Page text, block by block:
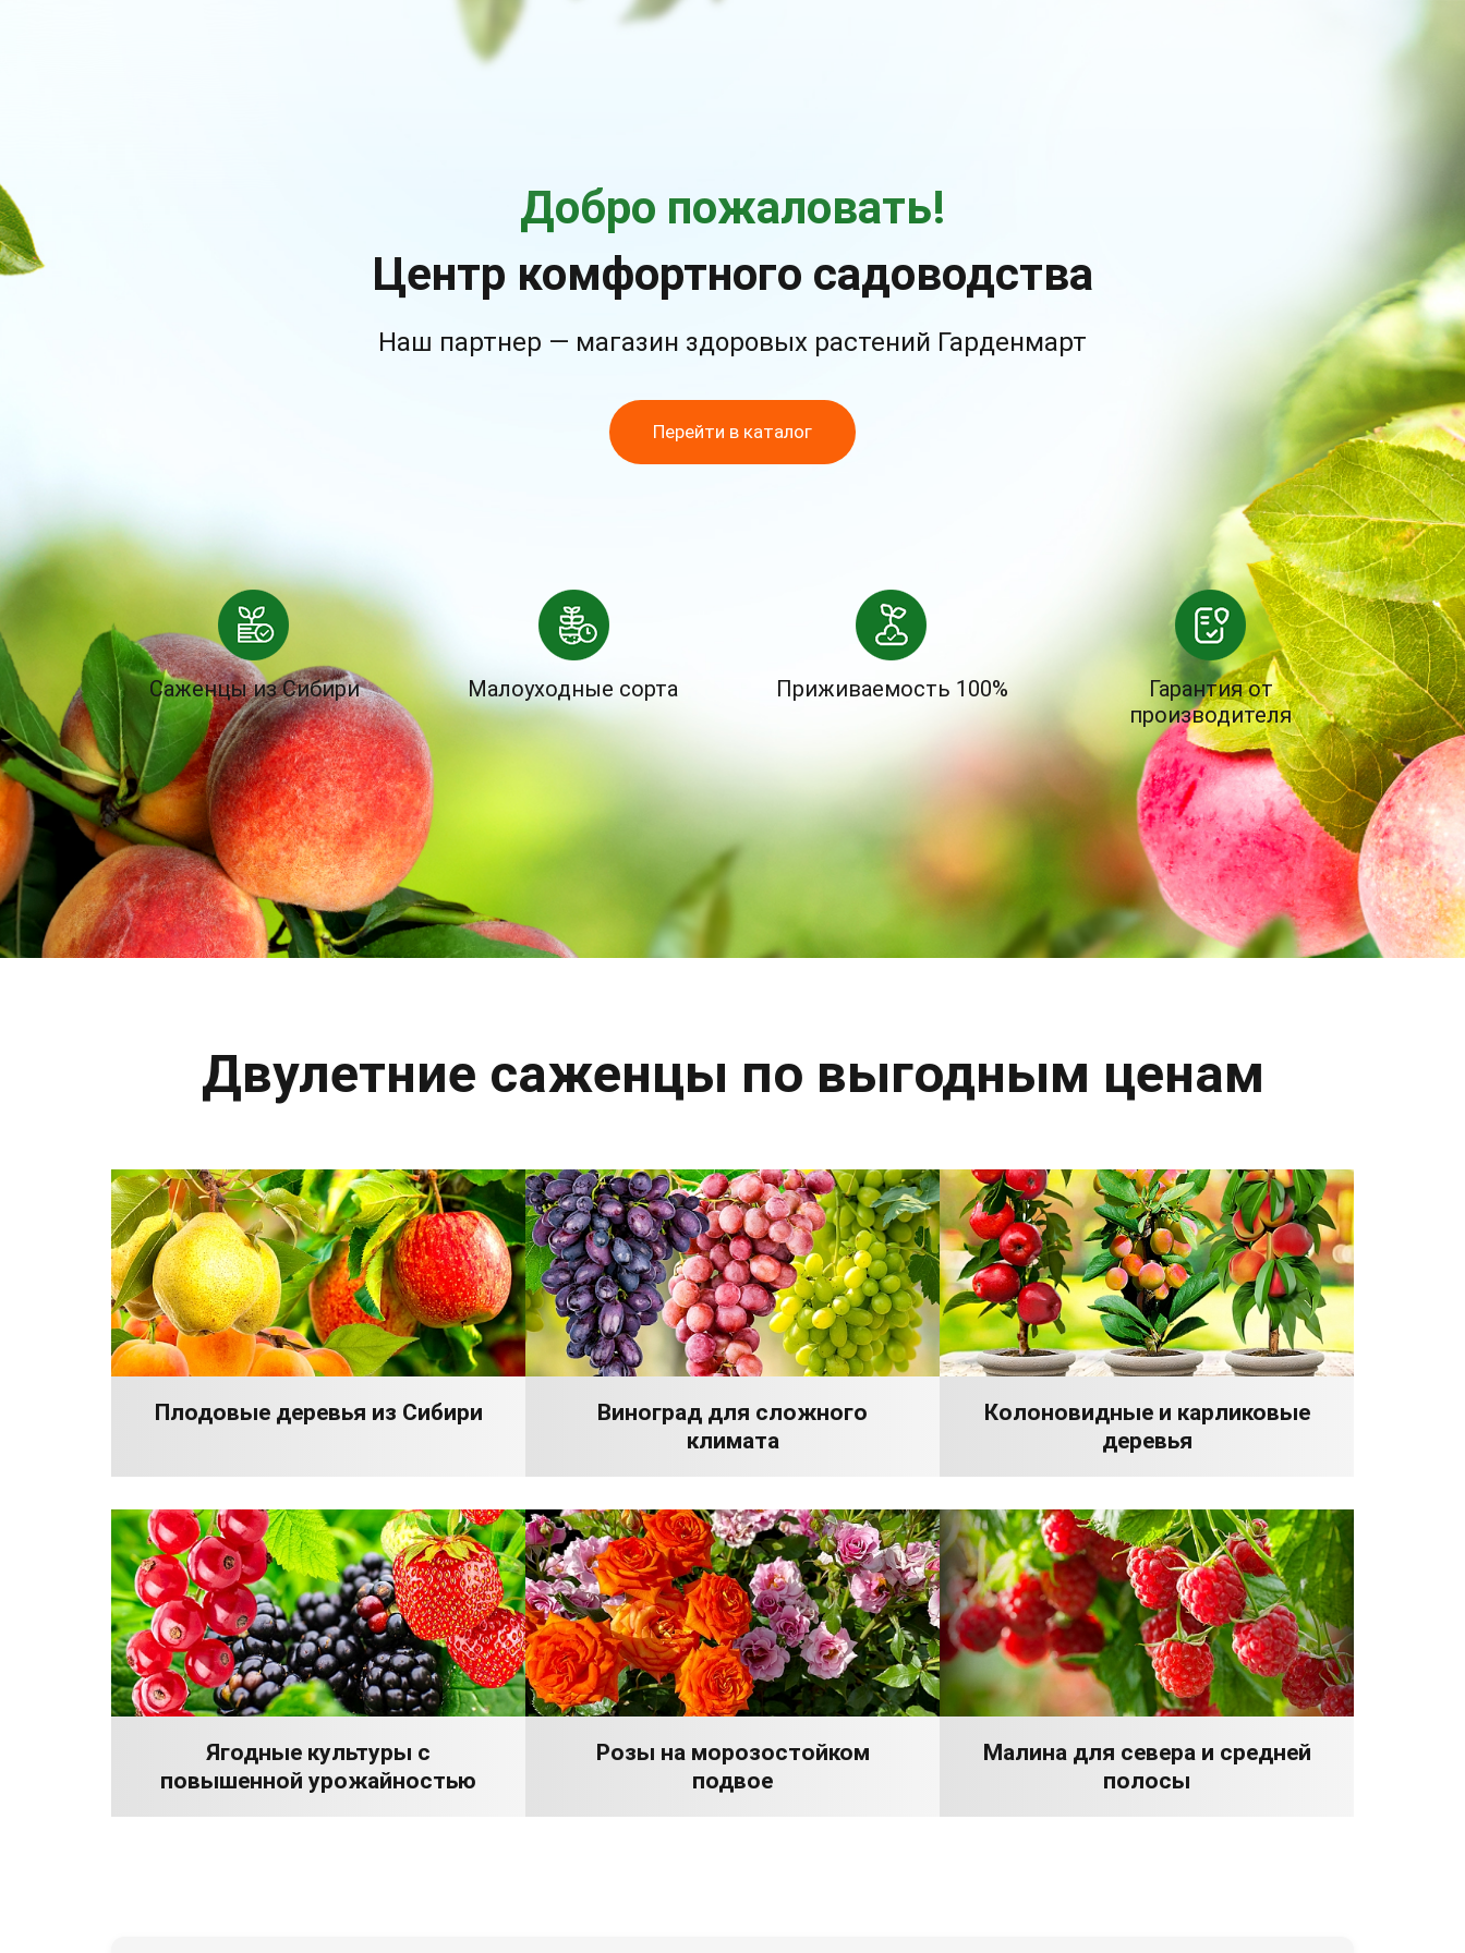
Добро пожаловать!
Центр комфортного садоводства
Наш партнер — магазин здоровых растений Гарденмарт
Перейти в каталог
Саженцы из Сибири Малоуходные сорта Приживаемость 100%
Гарантия от
производителя
Двулетние саженцы по выгодным ценам
Плодовые деревья из Сибири
Виноград для сложного
климата
Колоновидные и карликовые
деревья
Ягодные культуры с
повышенной урожайностью
Розы на морозостойком
подвое
Малина для севера и средней
полосы